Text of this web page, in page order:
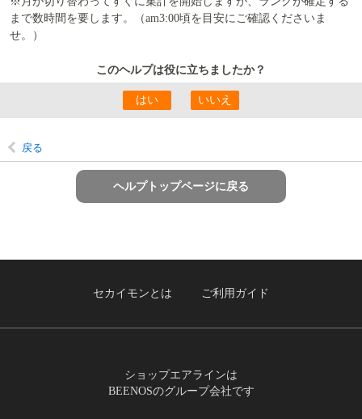
まで数時間を要します。（am3:00頃を目安にご確認くださいま
せ。）
このヘルプは役に立ちましたか？
戻る
ヘルプトップページに戻る
セカイモンとは ご利用ガイド
ショップエアラインは
BEENOSのグループ会社です